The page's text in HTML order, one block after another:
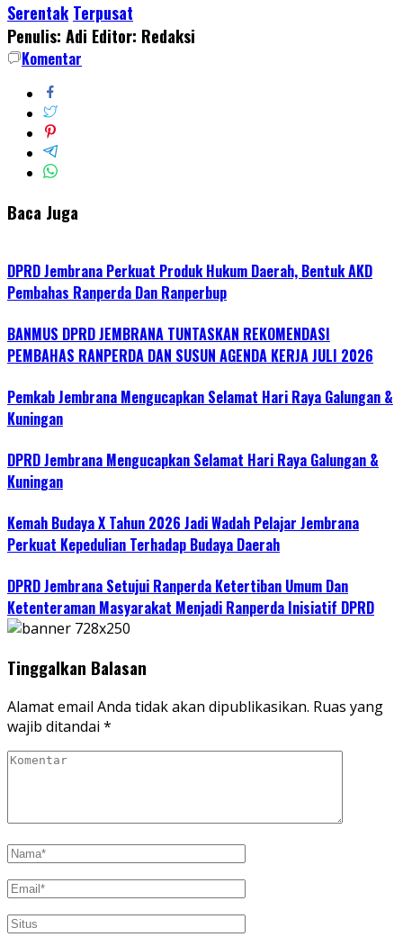
Serentak Terpusat
Penulis: Adi Editor: Redaksi
Komentar
Baca Juga
DPRD Jembrana Perkuat Produk Hukum Daerah, Bentuk AKD
Pembahas Ranperda Dan Ranperbup
BANMUS DPRD JEMBRANA TUNTASKAN REKOMENDASI
PEMBAHAS RANPERDA DAN SUSUN AGENDA KERJA JULI 2026
Pemkab Jembrana Mengucapkan Selamat Hari Raya Galungan &
Kuningan
DPRD Jembrana Mengucapkan Selamat Hari Raya Galungan &
Kuningan
Kemah Budaya X Tahun 2026 Jadi Wadah Pelajar Jembrana
Perkuat Kepedulian Terhadap Budaya Daerah
DPRD Jembrana Setujui Ranperda Ketertiban Umum Dan
Ketenteraman Masyarakat Menjadi Ranperda Inisiatif DPRD
Tinggalkan Balasan
Alamat email Anda tidak akan dipublikasikan. Ruas yang
wajib ditandai *